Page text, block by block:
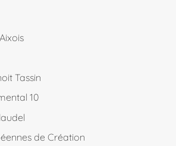
Tassin
10
de Création